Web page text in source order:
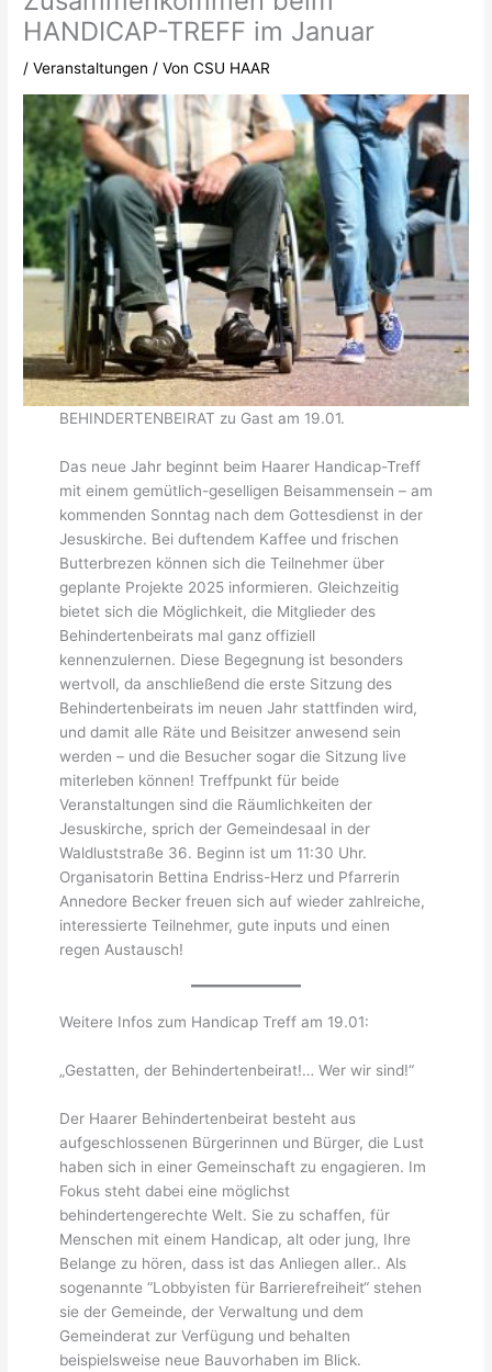
HANDICAP-TREFF im Januar
/Veranstaltungen / VonCSU HAAR
BEHINDERTENBEIRAT zu Gast am 19.01.
Das neue Jahr beginnt beim Haarer Handicap-Treff
mit einem gemütlich-geselligen Beisammensein – am
kommenden Sonntag nach dem Gottesdienst in der
Jesuskirche. Bei duftendem Kaffee und frischen
Butterbrezen können sich die Teilnehmer über
geplante Projekte 2025 informieren. Gleichzeitig
bietet sich die Möglichkeit, die Mitglieder des
Behindertenbeirats mal ganz offiziell
kennenzulernen. Diese Begegnung ist besonders
wertvoll, da anschließend die erste Sitzung des
Behindertenbeirats im neuen Jahr stattfinden wird,
und damit alle Räte und Beisitzer anwesend sein
werden – und die Besucher sogar die Sitzung live
miterleben können! Treffpunkt für beide
Veranstaltungen sind die Räumlichkeiten der
Jesuskirche, sprich der Gemeindesaal in der
Waldluststraße 36. Beginn ist um 11:30 Uhr.
Organisatorin Bettina Endriss-Herz und Pfarrerin
Annedore Becker freuen sich auf wieder zahlreiche,
interessierte Teilnehmer, gute inputs und einen
regen Austausch!
Weitere Infos zum Handicap Treff am 19.01:
„Gestatten, der Behindertenbeirat!… Wer wir sind!“
Der Haarer Behindertenbeirat besteht aus
aufgeschlossenen Bürgerinnen und Bürger, die Lust
haben sich in einer Gemeinschaft zu engagieren. Im
Fokus steht dabei eine möglichst
behindertengerechte Welt. Sie zu schaffen, für
Menschen mit einem Handicap, alt oder jung, Ihre
Belange zu hören, dass ist das Anliegen aller.. Als
sogenannte “Lobbyisten für Barrierefreiheit“ stehen
sie der Gemeinde, der Verwaltung und dem
Gemeinderat zur Verfügung und behalten
beispielsweise neue Bauvorhaben im Blick.